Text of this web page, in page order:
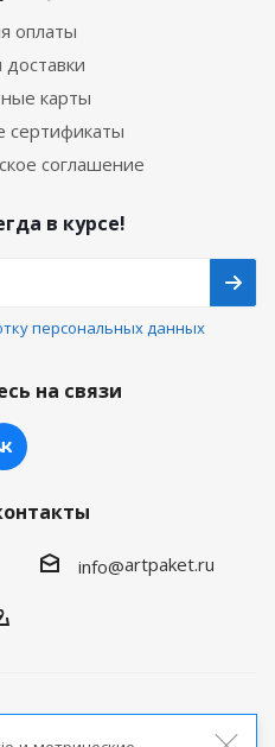
оплаты
доставки
карты
сертификаты
соглашение
в курсе!
персональных данных
на связи
info@artpaket.ru